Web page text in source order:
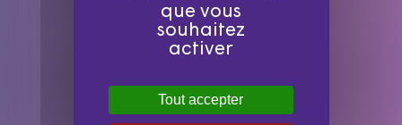
que vous
souhaitez
activer
Tout accepter